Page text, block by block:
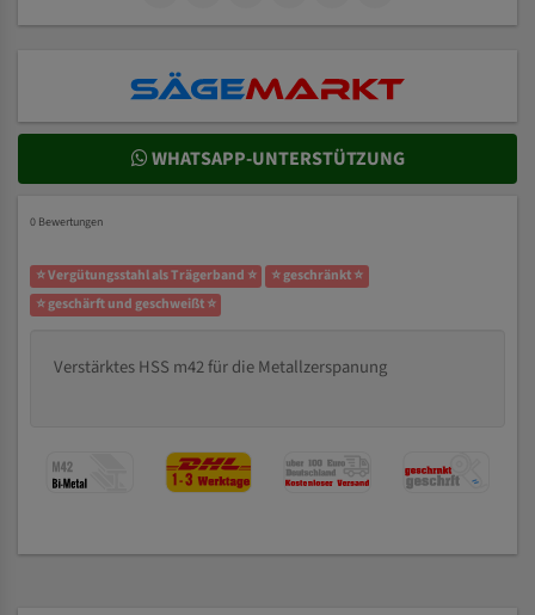
WHATSAPP-UNTERSTÜTZUNG
0 Bewertungen
⭐ Vergütungsstahl als Trägerband ⭐
⭐ geschränkt ⭐
⭐ geschärft und geschweißt ⭐
Verstärktes HSS m42 für die Metallzerspanung